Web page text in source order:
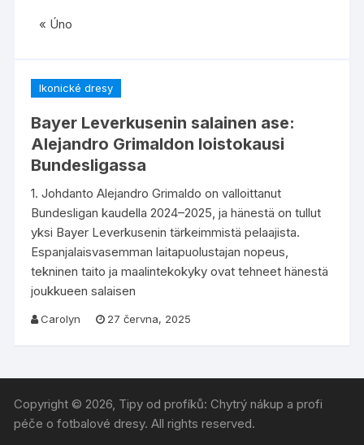
Ikonické dresy
Bayer Leverkusenin salainen ase:
Alejandro Grimaldon loistokausi
Bundesligassa
1. Johdanto Alejandro Grimaldo on valloittanut
Bundesligan kaudella 2024–2025, ja hänestä on tullut
yksi Bayer Leverkusenin tärkeimmistä pelaajista.
Espanjalaisvasemman laitapuolustajan nopeus,
tekninen taito ja maalintekokyky ovat tehneet hänestä
joukkueen salaisen
Carolyn 27 června, 2025
« Úno
Copyright © 2026, Tipy od profíků: Chytrý nákup a profi
péče o fotbalové dresy. All rights reserved.